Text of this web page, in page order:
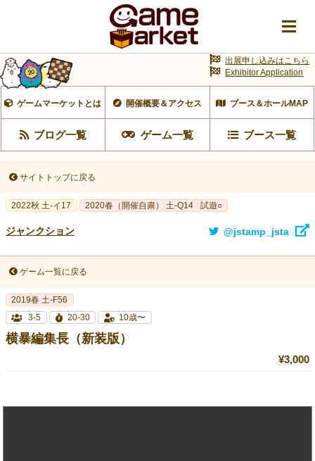
ゲームマーケットとは 開催概要＆アクセス ブース＆ホールMAP
ブログ一覧 ゲーム一覧 ブース一覧
出展申し込みはこちら
Exhibitor Application
サイトトップに戻る
2022秋 土-イ17 2020春（開催自粛） 土-Q14 試遊○
ジャンクション @jstamp_jsta
ゲーム一覧に戻る
2019春 土-F56
3-5
20-30 10歳〜
横暴編集長（新装版）
¥3,000